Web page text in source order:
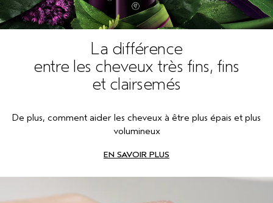
La différence
entre les cheveux très fins, fins
et clairsemés
De plus, comment aider les cheveux à être plus épais et plus
volumineux
EN SAVOIR PLUS